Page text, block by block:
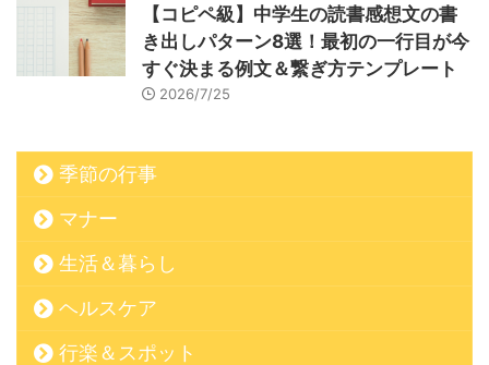
【コピペ級】中学生の読書感想文の書
き出しパターン8選！最初の一行目が今
すぐ決まる例文＆繋ぎ方テンプレート
2026/7/25
季節の行事
マナー
生活＆暮らし
ヘルスケア
行楽＆スポット